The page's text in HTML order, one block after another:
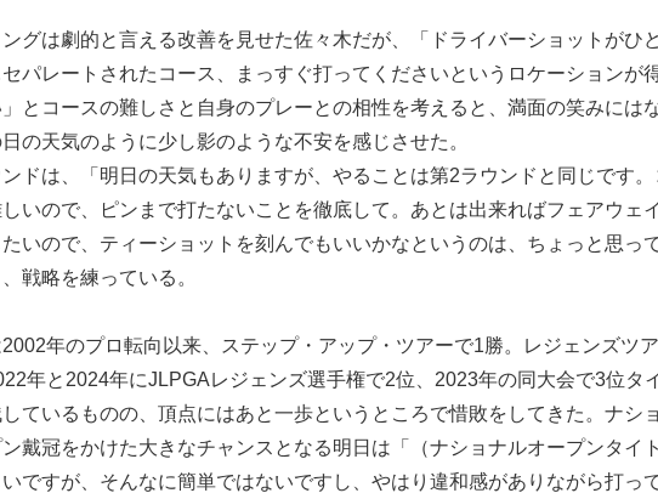
グは劇的と言える改善を見せた佐々木だが、「ドライバーショットがひ
パレートされたコース、まっすぐ打ってくださいというロケーションが
とコースの難しさと自身のプレーとの相性を考えると、満面の笑みには
の天気のように少し影のような不安を感じさせた。
ドは、「明日の天気もありますが、やることは第2ラウンドと同じです。
いので、ピンまで打たないことを徹底して。あとは出来ればフェアウェ
いので、ティーショットを刻んでもいいかなというのは、ちょっと思っ
戦略を練っている。
年のプロ転向以来、ステップ・アップ・ツアーで1勝。レジェンズツ
年と2024年にJLPGAレジェンズ選手権で2位、2023年の同大会で3位タ
ているものの、頂点にはあと一歩というところで惜敗をしてきた。ナシ
戴冠をかけた大きなチャンスとなる明日は「（ナショナルオープンタイ
ですが、そんなに簡単ではないですし、やはり違和感がありながら打っ